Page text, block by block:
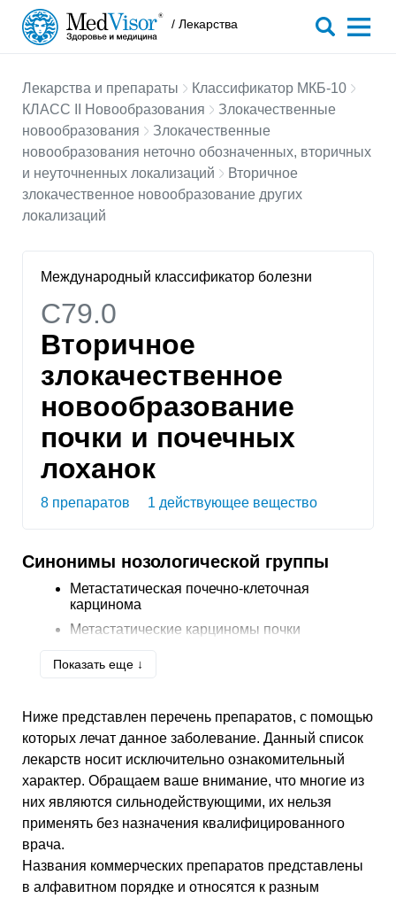
/ Лекарства
Лекарства и препараты
Классификатор МКБ-10
КЛАСС II Новообразования
Злокачественные
новообразования
Злокачественные
новообразования неточно обозначенных, вторичных
и неуточненных локализаций
Вторичное
злокачественное новообразование других
локализаций
Международный классификатор болезни
C79.0
Вторичное
злокачественное
новообразование
почки и почечных
лоханок
8 препаратов 1 действующее вещество
Синонимы нозологической группы
Метастатическая почечно-клеточная
карцинома
Метастатические карциномы почки
Показать еще ↓
Ниже представлен перечень препаратов, с помощью
которых лечат данное заболевание. Данный список
лекарств носит исключительно ознакомительный
характер. Обращаем ваше внимание, что многие из
них являются сильнодействующими, их нельзя
применять без назначения квалифицированного
врача.
Названия коммерческих препаратов представлены
в алфавитном порядке и относятся к разным